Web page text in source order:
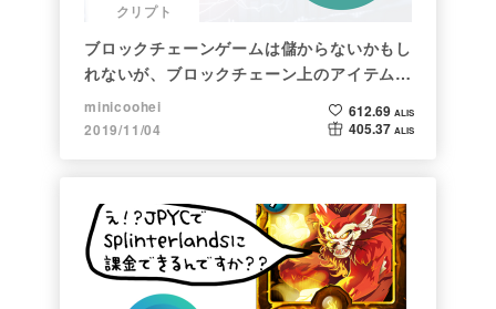
クリプト
ブロックチェーンゲームは儲からないかもし
れないが、ブロックチェーン上のアイテムは
新しい形の投資になる。(読了:５分)
minicoohei
2019/11/04
612.69 ALIS
405.37 ALIS